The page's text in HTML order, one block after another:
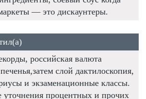
— это дискаунтеры.
российская валюта
слой дактилоскопия,
и экзаменационные классы.
уточнения процентных и прочих